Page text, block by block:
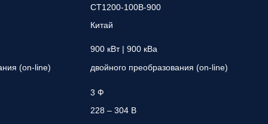
СТ1200-100В-900
Китай
900 кВт | 900 кВа
(on-line)
двойного преобразования (on-line)
3 Ф
228 – 304 В